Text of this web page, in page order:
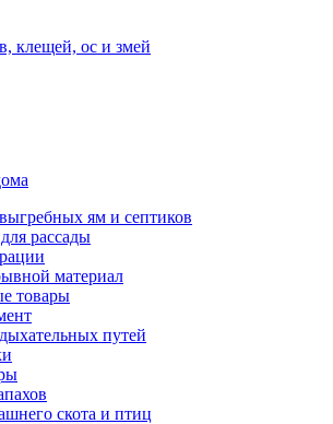
клещей, ос и змей
ям и септиков
рассады
материал
товары
путей
скота и птиц